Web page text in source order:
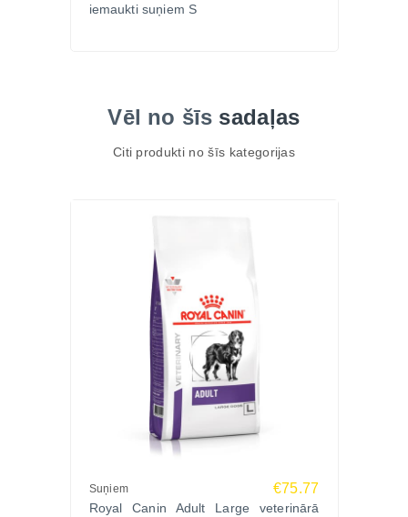
iemaukti suņiem S
Vēl no šīs sadaļas
Citi produkti no šīs kategorijas
Suņiem €75.77
Royal Canin Adult Large veterinārā